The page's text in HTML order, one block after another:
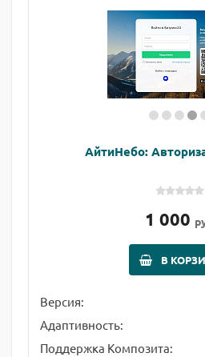
АйтиНебо:
1 000
В
Версия:
Адаптивность:
Поддержка Композита: